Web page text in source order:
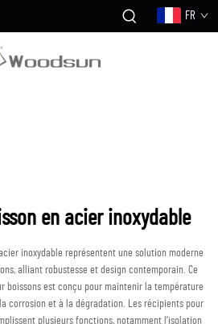
FR
en acier inoxydable
inoxydable représentent une solution moderne
alliant robustesse et design contemporain. Ce
boissons est conçu pour maintenir la température
corrosion et à la dégradation. Les récipients pour
plusieurs fonctions, notamment l’isolation